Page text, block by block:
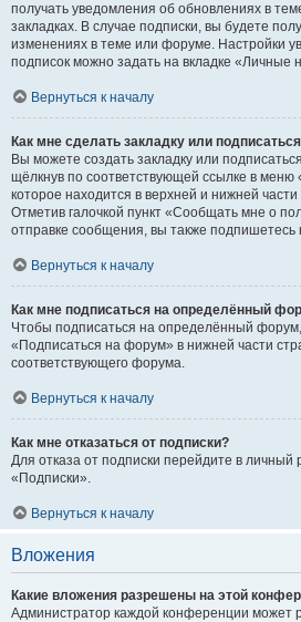
получать уведомления об обновлениях в
закладках. В случае подписки, вы будете
изменениях в теме или форуме. Настройки
подписок можно задать на вкладке «Личные
Вернуться к началу
Как мне сделать закладку или
Вы можете создать закладку или
щёлкнув по соответствующей ссылке в меню
которое находится в верхней и нижней
Отметив галочкой пункт «Сообщать мне о
отправке сообщения, вы также подпишетесь
Вернуться к началу
Как мне подписаться на определённый
Чтобы подписаться на определённый
«Подписаться на форум» в нижней части
соответствующего форума.
Вернуться к началу
Как мне отказаться от подписки?
Для отказа от подписки перейдите в личный
«Подписки».
Вернуться к началу
Вложения
Какие вложения разрешены на этой
Администратор каждой конференции может